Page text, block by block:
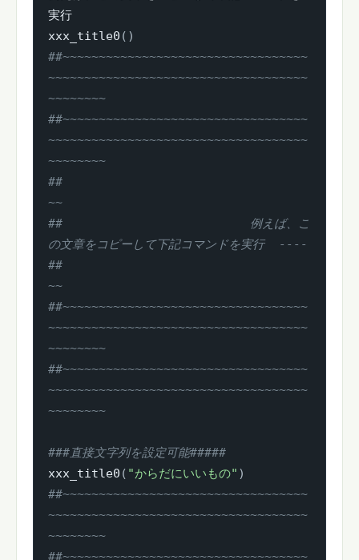
実行
xxx_title0 ( )
##~~~~~~~~~~~~~~~~~~~~~~~~~~~~~~~~~~
~~~~~~~~~~~~~~~~~~~~~~~~~~~~~~~~~~~~
~~~~~~~~
##~~~~~~~~~~~~~~~~~~~~~~~~~~~~~~~~~~
~~~~~~~~~~~~~~~~~~~~~~~~~~~~~~~~~~~~
~~~~~~~~
##
~~
##                          例えば、こ
の文章をコピーして下記コマンドを実行  ----
##
~~
##~~~~~~~~~~~~~~~~~~~~~~~~~~~~~~~~~~
~~~~~~~~~~~~~~~~~~~~~~~~~~~~~~~~~~~~
~~~~~~~~
##~~~~~~~~~~~~~~~~~~~~~~~~~~~~~~~~~~
~~~~~~~~~~~~~~~~~~~~~~~~~~~~~~~~~~~~
~~~~~~~~
###直接文字列を設定可能#####
xxx_title0 ( "からだにいいもの" )
##~~~~~~~~~~~~~~~~~~~~~~~~~~~~~~~~~~
~~~~~~~~~~~~~~~~~~~~~~~~~~~~~~~~~~~~
~~~~~~~~
##~~~~~~~~~~~~~~~~~~~~~~~~~~~~~~~~~~